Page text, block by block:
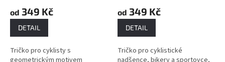
od 349 Kč
DETAIL
Tričko pro cyklisty s
geometrickým motivem
od 349 Kč
DETAIL
Tričko pro cyklistické
nadšence, bikery a sportovce,